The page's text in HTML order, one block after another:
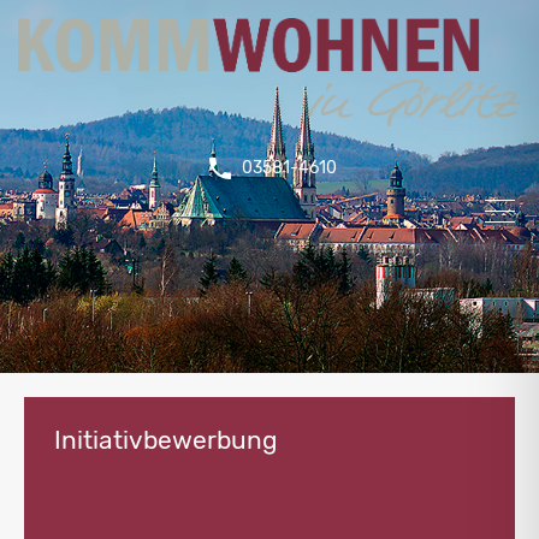
03581-4610
Initiativbewerbung